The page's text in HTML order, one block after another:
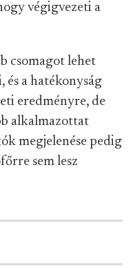
végigvezeti a
csomagot lehet
a hatékonyság
eredményre, de
alkalmazottat
megjelenése pedig
sem lesz